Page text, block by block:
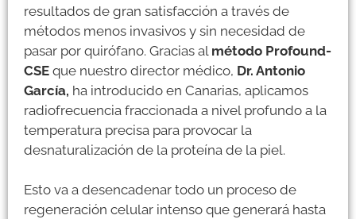
resultados de gran satisfacción a través de
métodos menos invasivos y sin necesidad de
pasar por quirófano. Gracias al método Profound-
CSE que nuestro director médico, Dr. Antonio
García, ha introducido en Canarias, aplicamos
radiofrecuencia fraccionada a nivel profundo a la
temperatura precisa para provocar la
desnaturalización de la proteína de la piel.
Esto va a desencadenar todo un proceso de
regeneración celular intenso que generará hasta